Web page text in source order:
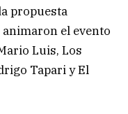
propuesta
el evento
Luis, Los
Tapari y El